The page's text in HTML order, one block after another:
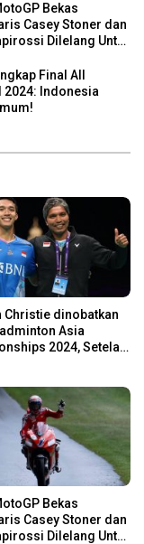
Bekas
Casey Stoner dan
Dilelang Untuk
Final All
2024: Indonesia
Christie dinobatkan
Asia
2024, Setelah
Bekas
Casey Stoner dan
Dilelang Untuk